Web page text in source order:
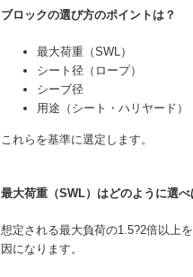
ブロックの選び方のポイントは？
最大荷重（SWL）
シート径（ロープ）
シーブ径
用途（シート・ハリヤード）
これらを基準に選定します。
最大荷重（SWL）はどのように選
想定される最大負荷の1.5?2倍以上
因になります。